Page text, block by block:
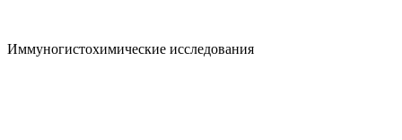
Иммуногистохимические исследования